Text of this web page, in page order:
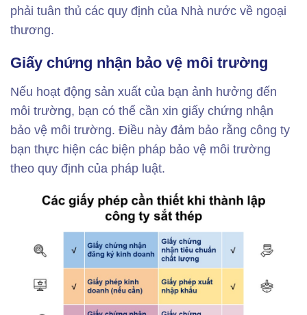
phải tuân thủ các quy định của Nhà nước về ngoại
thương.
Giấy chứng nhận bảo vệ môi trường
Nếu hoạt động sản xuất của bạn ảnh hưởng đến
môi trường, bạn có thể cần xin giấy chứng nhận
bảo vệ môi trường. Điều này đảm bảo rằng công ty
bạn thực hiện các biện pháp bảo vệ môi trường
theo quy định của pháp luật.